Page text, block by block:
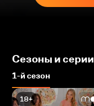
Сезоны и серии
1-й сезон
18+